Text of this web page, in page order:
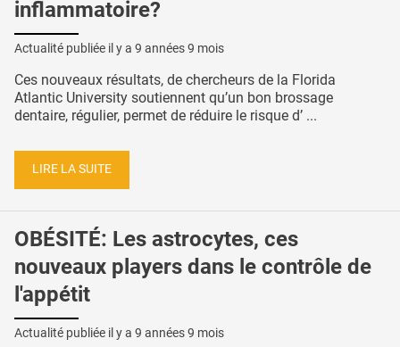
inflammatoire?
Actualité publiée il y a 9 années 9 mois
Ces nouveaux résultats, de chercheurs de la Florida
Atlantic University soutiennent qu’un bon brossage
dentaire, régulier, permet de réduire le risque d’ ...
LIRE LA SUITE
OBÉSITÉ: Les astrocytes, ces
nouveaux players dans le contrôle de
l'appétit
Actualité publiée il y a 9 années 9 mois